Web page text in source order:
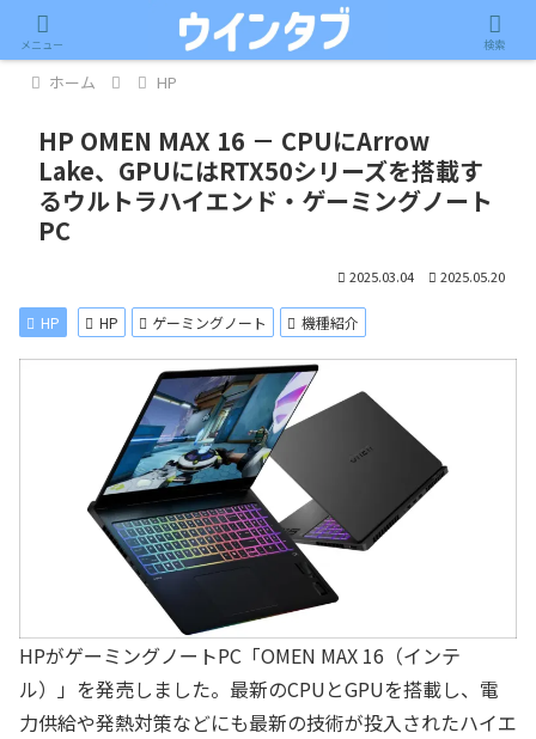
記事内に広告が含まれています。
ホーム HP
HP OMEN MAX 16 － CPUにArrow
Lake、GPUにはRTX50シリーズを搭載す
るウルトラハイエンド・ゲーミングノート
PC
2025.03.04 2025.05.20
HP HP ゲーミングノート 機種紹介
HPがゲーミングノートPC「OMEN MAX 16（インテ
ル）」を発売しました。最新のCPUとGPUを搭載し、電
力供給や発熱対策などにも最新の技術が投入されたハイエ
メニュー 検索